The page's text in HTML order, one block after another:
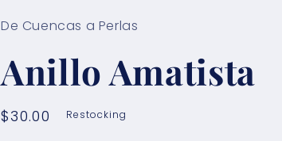
De Cuencas a Perlas
Anillo Amatista
Precio
$30.00 Restocking